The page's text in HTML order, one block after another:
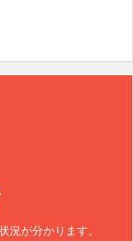
況が分かります。